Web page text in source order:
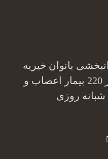
بانوان خیریه
رضویه توس نگهداری از 220 بیمار اعصاب و
روزی